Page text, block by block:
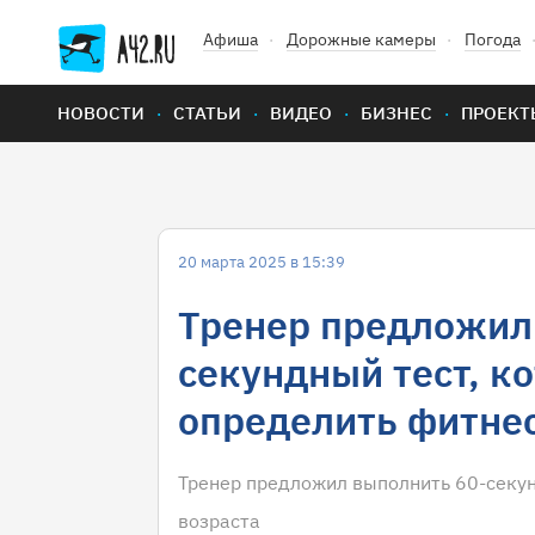
Афиша Дорожные камеры Погода
НОВОСТИ СТАТЬИ ВИДЕО БИЗНЕС
20 марта 2025 в 15:39
Тренер
секундный тест,
определить
Тренер предложил выполнить 60-
возраста